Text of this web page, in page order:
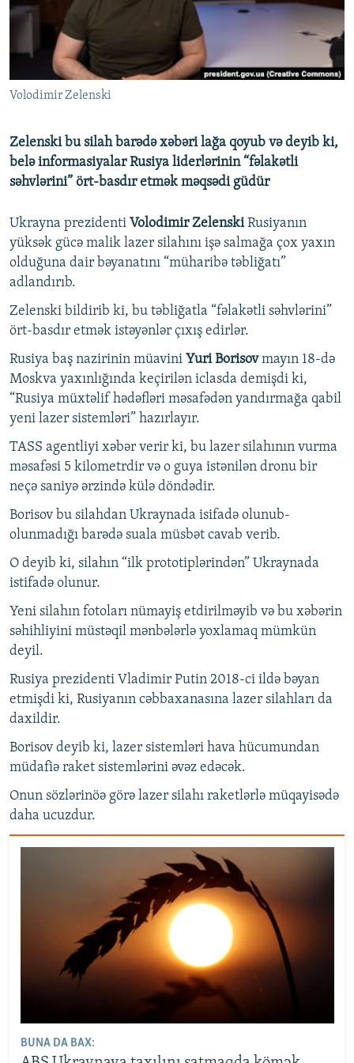
İNFOQRAFIKA
KARIKATURA
AZƏRBAYCAN ƏDƏBIYYATI KITABXANASI
İSLAM VƏ DEMOKRATIYA
İZ - MƏDƏNIYYƏT PROQRAMI
MISSIYAMIZ
PEŞƏ ETIKASI VƏ JURNALISTIKA STANDARTLARIMIZ
MATERIALLARIMIZDAN ISTIFADƏ
AZADLIQRADIOSU MOBIL TELEFONUNUZDA
XƏBƏR BÜLLETENLƏRIMIZ
RFE/RL-in bütün saytları
Volodimir Zelenski
Zelenski bu silah barədə xəbəri lağa qoyub və deyib ki,
belə informasiyalar Rusiya liderlərinin “fəlakətli
səhvlərini” ört-basdır etmək məqsədi güdür
Ukrayna prezidenti Volodimir ZelenskiRusiyanın
yüksək gücə malik lazer silahını işə salmağa çox yaxın
olduğuna dair bəyanatını “müharibə təbliğatı”
adlandırıb.
Zelenski bildirib ki, bu təbliğatla “fəlakətli səhvlərini”
ört-basdır etmək istəyənlər çıxış edirlər.
Rusiya baş nazirinin müavini Yuri Borisovmayın 18-də
Moskva yaxınlığında keçirilən iclasda demişdi ki,
“Rusiya müxtəlif hədəfləri məsafədən yandırmağa qabil
yeni lazer sistemləri” hazırlayır.
TASS agentliyi xəbər verir ki, bu lazer silahının vurma
məsafəsi 5 kilometrdir və o guya istənilən dronu bir
neçə saniyə ərzində külə döndədir.
Borisov bu silahdan Ukraynada isifadə olunub-
olunmadığı barədə suala müsbət cavab verib.
O deyib ki, silahın “ilk prototiplərindən” Ukraynada
istifadə olunur.
Yeni silahın fotoları nümayiş etdirilməyib və bu xəbərin
səhihliyini müstəqil mənbələrlə yoxlamaq mümkün
deyil.
Rusiya prezidenti Vladimir Putin 2018-ci ildə bəyan
etmişdi ki, Rusiyanın cəbbaxanasına lazer silahları da
daxildir.
Borisov deyib ki, lazer sistemləri hava hücumundan
müdafiə raket sistemlərini əvəz edəcək.
Onun sözlərinöə görə lazer silahı raketlərlə müqayisədə
daha ucuzdur.
BUNA DA BAX: